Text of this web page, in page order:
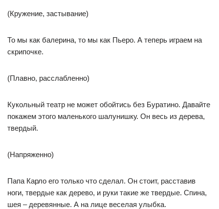
(Кружение, застывание)
То мы как балерина, то мы как Пьеро. А теперь играем на
скрипочке.
(Плавно, расслабленно)
Кукольный театр не может обойтись без Буратино. Давайте
покажем этого маленького шалунишку. Он весь из дерева,
твердый.
(Напряженно)
Папа Карло его только что сделал. Он стоит, расставив
ноги, твердые как дерево, и руки такие же твердые. Спина,
шея – деревянные. А на лице веселая улыбка.